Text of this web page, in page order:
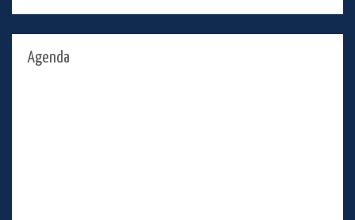
Agenda